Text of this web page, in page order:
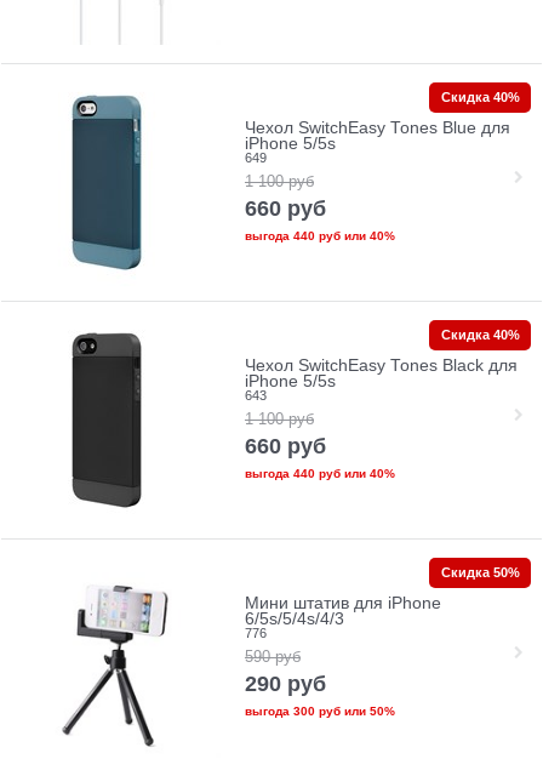
Чехол SwitchEasy Tones Blue для
iPhone 5/5s
649
1 100 руб
660 руб
выгода 440 рубили 40%
Скидка 40%
Чехол SwitchEasy Tones Black для
iPhone 5/5s
643
1 100 руб
660 руб
выгода 440 рубили 40%
Скидка 40%
Мини штатив для iPhone
6/5s/5/4s/4/3
776
590 руб
290 руб
выгода 300 рубили 50%
Скидка 50%